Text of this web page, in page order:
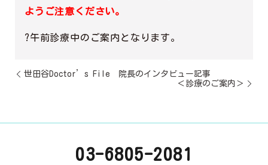
ようご注意ください。
?午前診療中のご案内となります。
世田谷Doctor’s File 院長のインタビュー記事
＜診療のご案内＞
03-6805-2081